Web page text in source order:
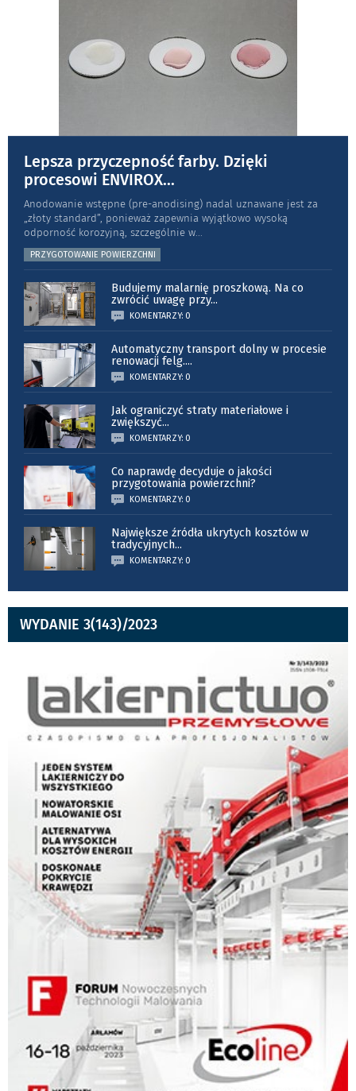
Lepsza przyczepność farby. Dzięki
procesowi ENVIROX...
Anodowanie wstępne (pre-anodising) nadal uznawane jest za
„złoty standard”, ponieważ zapewnia wyjątkowo wysoką
odporność koro­zyjną, szczególnie w
PRZYGOTOWANIE POWIERZCHNI
Budujemy malarnię proszkową. Na co
zwrócić uwagę przy...
KOMENTARZY: 0
Automatyczny transport dolny w procesie
renowacji felg....
KOMENTARZY: 0
Jak ograniczyć straty materiałowe i
zwiększyć...
KOMENTARZY: 0
Co naprawdę decyduje o jakości
przygotowania powierzchni?
KOMENTARZY: 0
Największe źródła ukrytych kosztów w
tradycyjnych...
KOMENTARZY: 0
WYDANIE 3(143)/2023